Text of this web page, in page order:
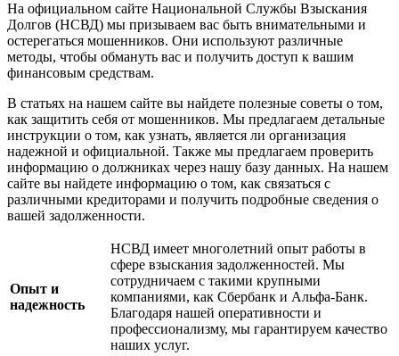
На официальном сайте Национальной Службы Взыскания
Долгов (НСВД) мы призываем вас быть внимательными и
остерегаться мошенников. Они используют различные
методы, чтобы обмануть вас и получить доступ к вашим
финансовым средствам.
В статьях на нашем сайте вы найдете полезные советы о том,
как защитить себя от мошенников. Мы предлагаем детальные
инструкции о том, как узнать, является ли организация
надежной и официальной. Также мы предлагаем проверить
информацию о должниках через нашу базу данных. На нашем
сайте вы найдете информацию о том, как связаться с
различными кредиторами и получить подробные сведения о
вашей задолженности.
Опыт и
надежность
НСВД имеет многолетний опыт работы в
сфере взыскания задолженностей. Мы
сотрудничаем с такими крупными
компаниями, как Сбербанк и Альфа-Банк.
Благодаря нашей оперативности и
профессионализму, мы гарантируем качество
наших услуг.